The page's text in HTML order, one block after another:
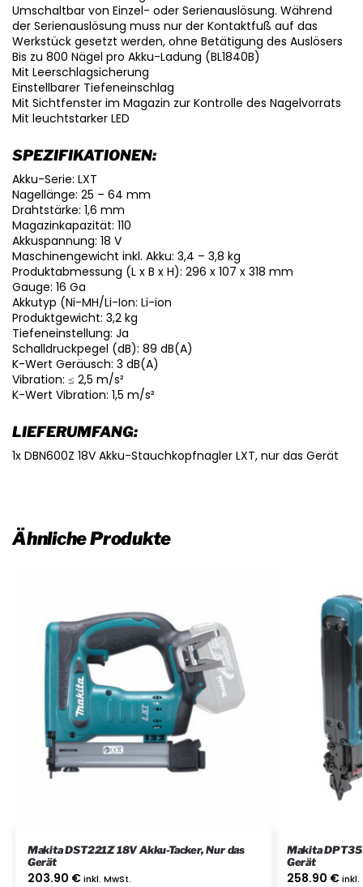
Umschaltbar von Einzel- oder Serienauslösung. Während
der Serienauslösung muss nur der Kontaktfuß auf das
Werkstück gesetzt werden, ohne Betätigung des Auslösers
Bis zu 800 Nägel pro Akku-Ladung (BL1840B)
Mit Leerschlagsicherung
Einstellbarer Tiefeneinschlag
Mit Sichtfenster im Magazin zur Kontrolle des Nagelvorrats
Mit leuchtstarker LED
SPEZIFIKATIONEN:
Akku-Serie: LXT
Nagellänge: 25 – 64 mm
Drahtstärke: 1,6 mm
Magazinkapazität: 110
Akkuspannung: 18 V
Maschinengewicht inkl. Akku: 3,4 – 3,8 kg
Produktabmessung (L x B x H): 296 x 107 x 318 mm
Gauge: 16 Ga
Akkutyp (Ni-MH/Li-Ion: Li-ion
Produktgewicht: 3,2 kg
Tiefeneinstellung: Ja
Schalldruckpegel (dB): 89 dB(A)
K-Wert Geräusch: 3 dB(A)
Vibration: ≤ 2,5 m/s²
K-Wert Vibration: 1,5 m/s²
LIEFERUMFANG:
1x DBN600Z 18V Akku-Stauchkopfnagler LXT, nur das Gerät
Ähnliche Produkte
Makita DST221Z 18V Akku-Tacker, Nur das
Gerät
203.90 € inkl. MwSt.
Makita DPT353Z 18V Akku-Tacker,
Gerät
258.90 € inkl.